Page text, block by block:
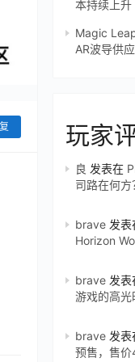
本持续上升
Magic
AR波导供
玩家
良 发表在
司路在何方
brave 发表
Horizon
brave 发表
游戏的高光
brave 发表
预售，售